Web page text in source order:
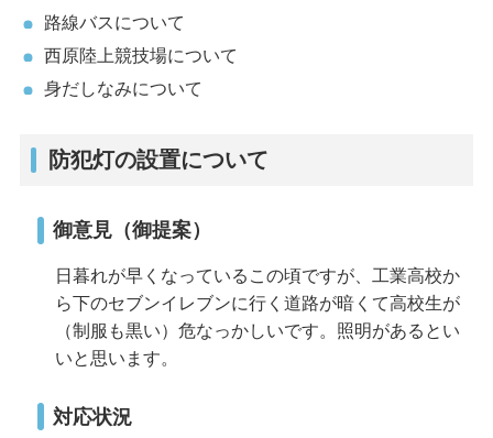
路線バスについて
西原陸上競技場について
身だしなみについて
防犯灯の設置について
御意見（御提案）
日暮れが早くなっているこの頃ですが、工業高校か
ら下のセブンイレブンに行く道路が暗くて高校生が
（制服も黒い）危なっかしいです。照明があるとい
いと思います。
対応状況